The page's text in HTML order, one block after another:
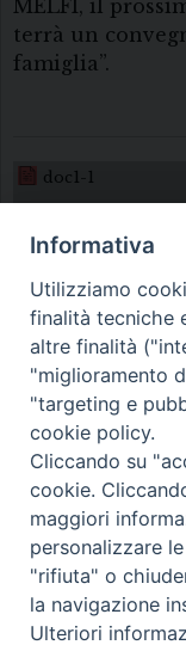
MELFI, il
terrà un
famiglia”.
doc1-1
Diocesi
• Largo Duomo,
Informativa
Utilizziamo
finalità tecniche
altre finalità
"miglioramento
"targeting e
cookie policy.
Cliccando su
cookie.
maggiori
personalizzare
"rifiuta" o
la navigazione
Ulteriori